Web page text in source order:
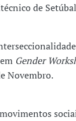
de
Gender
Novembro.